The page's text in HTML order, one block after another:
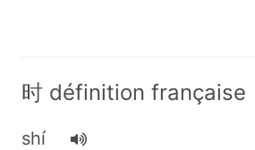
时 définition française
shí